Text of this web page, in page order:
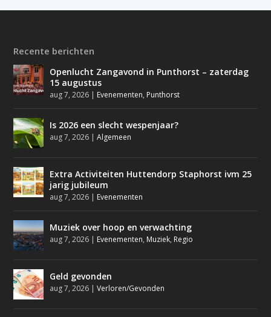
Recente berichten
Openlucht Zangavond in Punthorst – zaterdag
15 augustus
aug 7, 2026 | Evenementen, Punthorst
Is 2026 een slecht wespenjaar?
aug 7, 2026 |Algemeen
Extra Activiteiten Huttendorp Staphorst ivm 25
jarig jubileum
aug 7, 2026 | Evenementen
Muziek over hoop en verwachting
aug 7, 2026 | Evenementen, Muziek, Regio
Geld gevonden
aug 7, 2026 |Verloren/Gevonden